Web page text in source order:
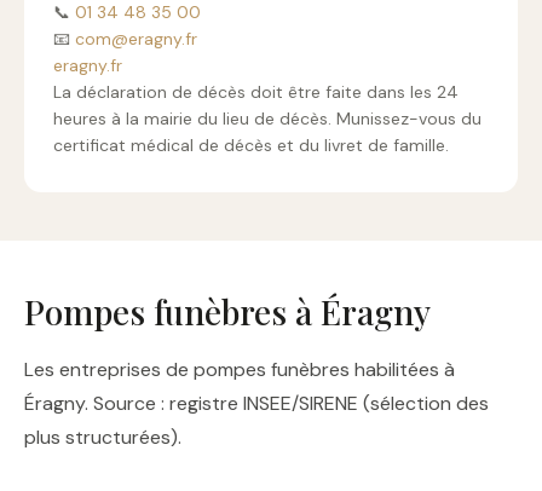
📞 01 34 48 35 00
📧 com@eragny.fr
eragny.fr
La déclaration de décès doit être faite dans les 24
heures à la mairie du lieu de décès. Munissez-vous du
certificat médical de décès et du livret de famille.
Pompes funèbres à Éragny
Les entreprises de pompes funèbres habilitées à
Éragny. Source : registre INSEE/SIRENE (sélection des
plus structurées).